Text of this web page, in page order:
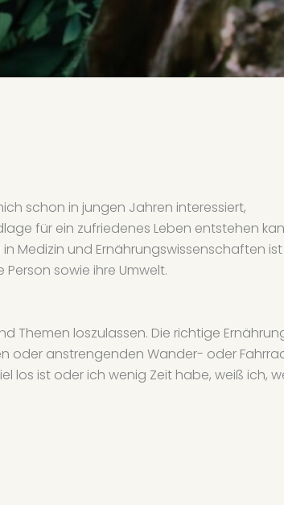
schon in jungen Jahren interessiert,
für ein zufriedenes Leben entstehen
Medizin und Ernährungswissenschaften
sowie ihre Umwelt.
Themen loszulassen. Die richtige
oder anstrengenden Wander- oder
los ist oder ich wenig Zeit habe, weiß ich,